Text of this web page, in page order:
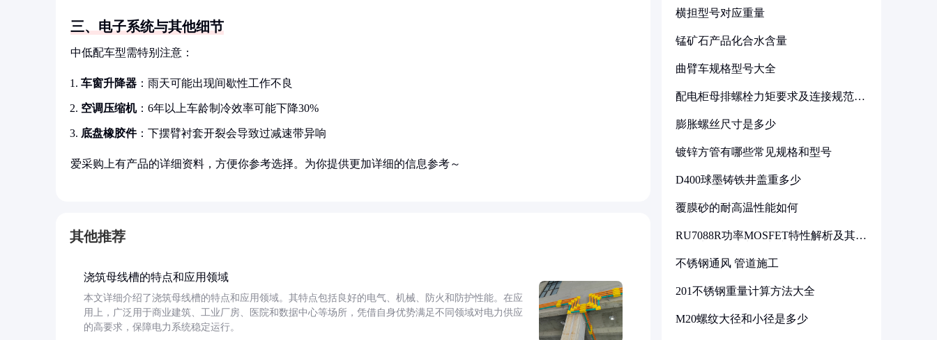
三、电子系统与其他细节
中低配车型需特别注意：
车窗升降器 ：雨天可能出现间歇性工作不良
空调压缩机：6年以上车龄制冷效率可能下降30%
底盘橡胶件：下摆臂衬套开裂会导致过减速带异响
爱采购上有产品的详细资料，方便你参考选择。为你提供更加详细的信息参考～
其他推荐
浇筑母线槽的特点和应用领域
本文详细介绍了浇筑母线槽的特点和应用领域。其特点包括良好的电气、机械、防火和防护性能。在应
用上，广泛用于商业建筑、工业厂房、医院和数据中心等场所，凭借自身优势满足不同领域对电力供应
的高要求，保障电力系统稳定运行。
横担型号对应重量
锰矿石产品化合水含量
曲臂车规格型号大全
配电柜母排螺栓力矩要求及连接规范详
膨胀螺丝尺寸是多少
镀锌方管有哪些常见规格和型号
D400球墨铸铁井盖重多少
覆膜砂的耐高温性能如何
RU7088R功率MOSFET特性解析及其在
不锈钢通风 管道施工
201不锈钢重量计算方法大全
M20螺纹大径和小径是多少